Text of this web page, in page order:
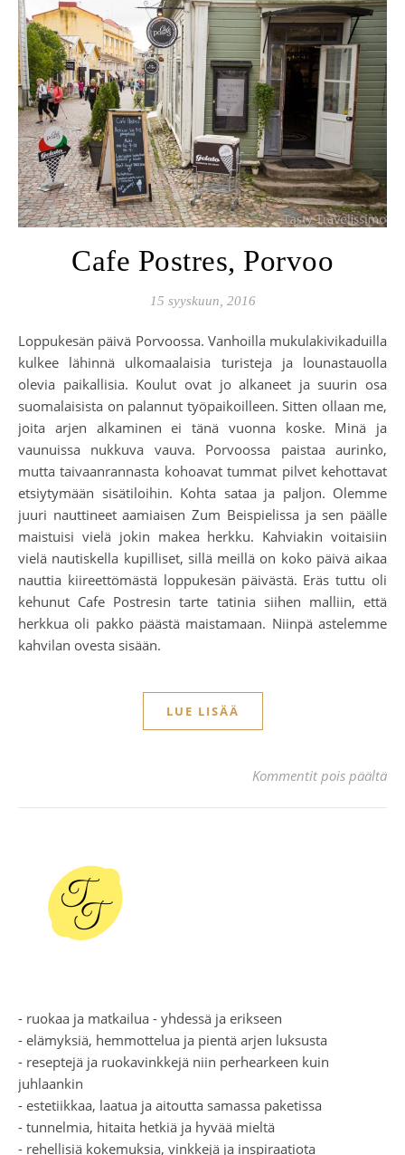
Cafe Postres, Porvoo
15 syyskuun, 2016
Loppukesän päivä Porvoossa. Vanhoilla mukulakivikaduilla
kulkee lähinnä ulkomaalaisia turisteja ja lounastauolla
olevia paikallisia. Koulut ovat jo alkaneet ja suurin osa
suomalaisista on palannut työpaikoilleen. Sitten ollaan me,
joita arjen alkaminen ei tänä vuonna koske. Minä ja
vaunuissa nukkuva vauva. Porvoossa paistaa aurinko,
mutta taivaanrannasta kohoavat tummat pilvet kehottavat
etsiytymään sisätiloihin. Kohta sataa ja paljon. Olemme
juuri nauttineet aamiaisen Zum Beispielissa ja sen päälle
maistuisi vielä jokin makea herkku. Kahviakin voitaisiin
vielä nautiskella kupilliset, sillä meillä on koko päivä aikaa
nauttia kiireettömästä loppukesän päivästä. Eräs tuttu oli
kehunut Cafe Postresin tarte tatinia siihen malliin, että
herkkua oli pakko päästä maistamaan. Niinpä astelemme
kahvilan ovesta sisään.
LUE LISÄÄ
Kommentit pois päältä
- ruokaa ja matkailua - yhdessä ja erikseen
- elämyksiä, hemmottelua ja pientä arjen luksusta
- reseptejä ja ruokavinkkejä niin perhearkeen kuin
juhlaankin
- estetiikkaa, laatua ja aitoutta samassa paketissa
- tunnelmia, hitaita hetkiä ja hyvää mieltä
- rehellisiä kokemuksia, vinkkejä ja inspiraatiota